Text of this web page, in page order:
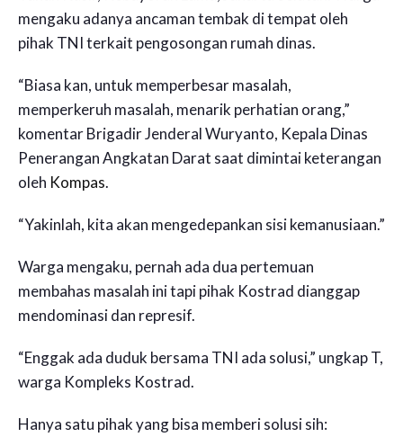
mengaku adanya ancaman tembak di tempat oleh
pihak TNI terkait pengosongan rumah dinas.
“Biasa kan, untuk memperbesar masalah,
memperkeruh masalah, menarik perhatian orang,”
komentar Brigadir Jenderal Wuryanto, Kepala Dinas
Penerangan Angkatan Darat saat dimintai keterangan
oleh Kompas.
“Yakinlah, kita akan mengedepankan sisi kemanusiaan.”
Warga mengaku, pernah ada dua pertemuan
membahas masalah ini tapi pihak Kostrad dianggap
mendominasi dan represif.
“Enggak ada duduk bersama TNI ada solusi,” ungkap T,
warga Kompleks Kostrad.
Hanya satu pihak yang bisa memberi solusi sih: